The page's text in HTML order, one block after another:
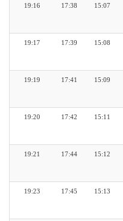
15:07
17:38
19:16
15:08
17:39
19:17
15:09
17:41
19:19
15:11
17:42
19:20
15:12
17:44
19:21
15:13
17:45
19:23